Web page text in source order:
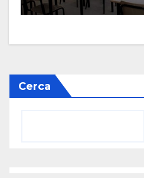
Cerca